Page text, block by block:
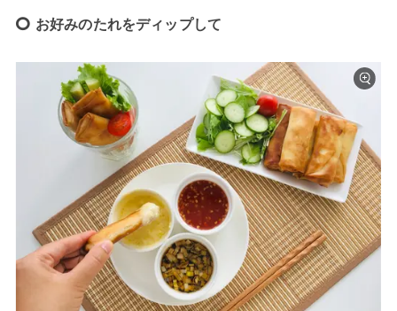
お好みのたれをディップして